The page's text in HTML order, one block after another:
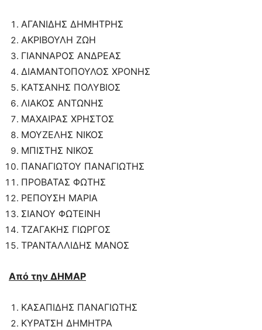
ΑΓΑΝΙΔΗΣ ΔΗΜΗΤΡΗΣ
ΑΚΡΙΒΟΥΛΗ ΖΩΗ
ΓΙΑΝΝΑΡΟΣ ΑΝΔΡΕΑΣ
ΔΙΑΜΑΝΤΟΠΟΥΛΟΣ ΧΡΟΝΗΣ
ΚΑΤΣΑΝΗΣ ΠΟΛΥΒΙΟΣ
ΛΙΑΚΟΣ ΑΝΤΩΝΗΣ
ΜΑΧΑΙΡΑΣ ΧΡΗΣΤΟΣ
ΜΟΥΖΕΛΗΣ ΝΙΚΟΣ
ΜΠΙΣΤΗΣ ΝΙΚΟΣ
ΠΑΝΑΓΙΩΤΟΥ ΠΑΝΑΓΙΩΤΗΣ
ΠΡΟΒΑΤΑΣ ΦΩΤΗΣ
ΡΕΠΟΥΣΗ ΜΑΡΙΑ
ΣΙΑΝΟΥ ΦΩΤΕΙΝΗ
ΤΖΑΓΑΚΗΣ ΓΙΩΡΓΟΣ
ΤΡΑΝΤΑΛΛΙΔΗΣ ΜΑΝΟΣ
Από την ΔΗΜΑΡ
ΚΑΣΑΠΙΔΗΣ ΠΑΝΑΓΙΩΤΗΣ
ΚΥΡΑΤΣΗ ΔΗΜΗΤΡΑ